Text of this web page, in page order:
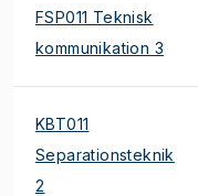
FSP011 Teknisk
kommunikation 3
KBT011
Separationsteknik
2